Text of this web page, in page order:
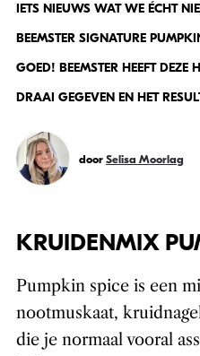
IETS NIEUWS WAT WE ÉCHT
BEEMSTER SIGNATURE
GOED! BEEMSTER HEEFT DEZE
DRAAI GEGEVEN EN HET
door Selisa Moorlag
KRUIDENMIX
Pumpkin spice is een
nootmuskaat,
die je normaal vooral